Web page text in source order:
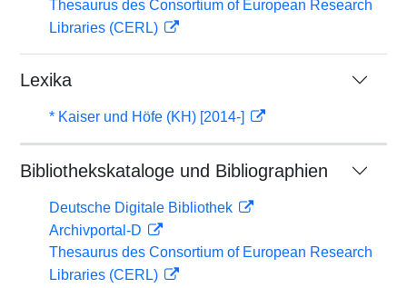
Thesaurus des Consortium of European Research
Libraries (CERL)
Lexika
* Kaiser und Höfe (KH) [2014-]
Bibliothekskataloge und Bibliographien
Deutsche Digitale Bibliothek
Archivportal-D
Thesaurus des Consortium of European Research
Libraries (CERL)